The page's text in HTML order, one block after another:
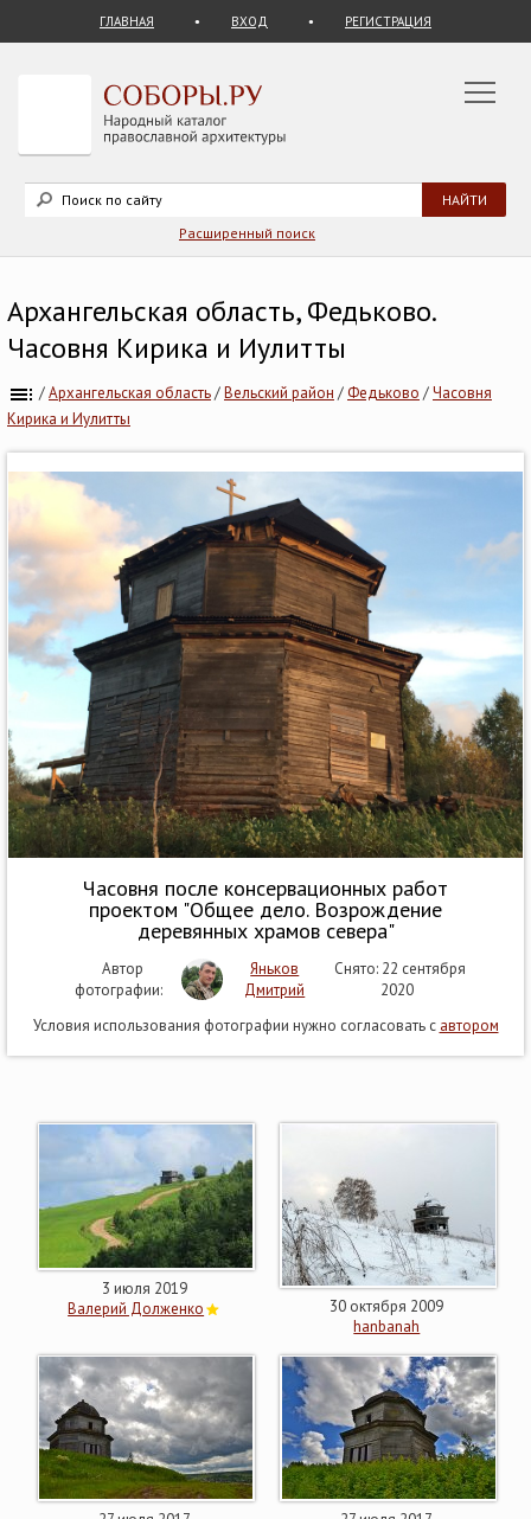
ГЛАВНАЯ ВХОД РЕГИСТРАЦИЯ
Расширенный поиск
Архангельская область, Федьково.
Часовня Кирика и Иулитты
/Архангельская область/Вельский район /Федьково /Часовня
Кирика и Иулитты
Часовня после консервационных работ
проектом "Общее дело. Возрождение
деревянных храмов севера"
Автор
фотографии:
Яньков
Дмитрий
Снято: 22 сентября
2020
Условия использования фотографии нужно согласовать с автором
3 июля 2019
Валерий Долженко
30 октября 2009
hanbanah